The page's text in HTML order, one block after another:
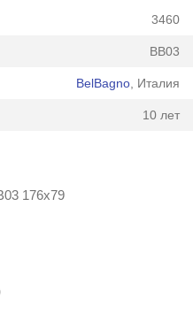
3460
BB03
BelBagno , Италия
10 лет
176x79